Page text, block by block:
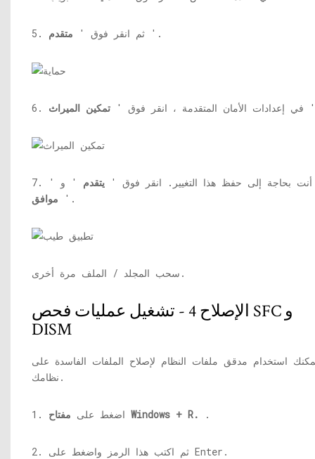
5. ثم انقر فوق ' متقدم '.
6. في إعدادات الأمان المتقدمة ، انقر فوق ' تمكين الميراث
7. أنت بحاجة إلى حفظ هذا التغيير. انقر فوق ' يتقدم ' و '
موافق '.
سحب المجلد / الملف مرة أخرى.
الإصلاح 4 - تشغيل عمليات فحص SFC و
DISM
استخدام مدقق ملفات النظام لإصلاح الملفات الفاسدة على
نظامك.
1. اضغط على مفتاح Windows + R. .
2. ثم اكتب هذا الرمز واضغط على Enter.